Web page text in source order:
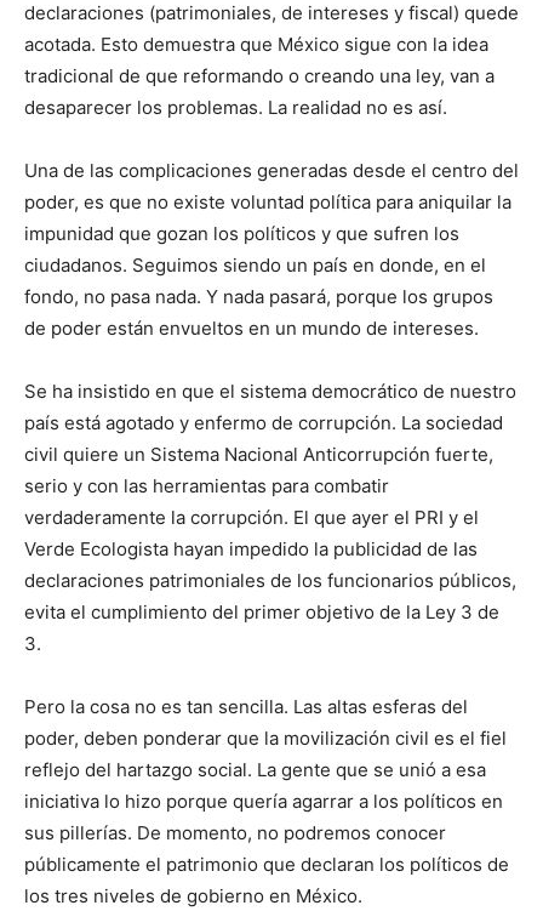
declaraciones (patrimoniales, de intereses y fiscal) quede
acotada. Esto demuestra que México sigue con la idea
tradicional de que reformando o creando una ley, van a
desaparecer los problemas. La realidad no es así.
Una de las complicaciones generadas desde el centro del
poder, es que no existe voluntad política para aniquilar la
impunidad que gozan los políticos y que sufren los
ciudadanos. Seguimos siendo un país en donde, en el
fondo, no pasa nada. Y nada pasará, porque los grupos
de poder están envueltos en un mundo de intereses.
Se ha insistido en que el sistema democrático de nuestro
país está agotado y enfermo de corrupción. La sociedad
civil quiere un Sistema Nacional Anticorrupción fuerte,
serio y con las herramientas para combatir
verdaderamente la corrupción. El que ayer el PRI y el
Verde Ecologista hayan impedido la publicidad de las
declaraciones patrimoniales de los funcionarios públicos,
evita el cumplimiento del primer objetivo de la Ley 3 de
3.
Pero la cosa no es tan sencilla. Las altas esferas del
poder, deben ponderar que la movilización civil es el fiel
reflejo del hartazgo social. La gente que se unió a esa
iniciativa lo hizo porque quería agarrar a los políticos en
sus pillerías. De momento, no podremos conocer
públicamente el patrimonio que declaran los políticos de
los tres niveles de gobierno en México.